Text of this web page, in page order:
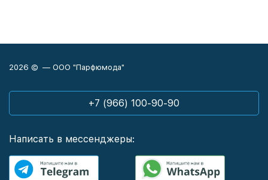
2026 © — ООО "Парфюмода"
+7 (966) 100-90-90
Написать в мессенджеры: